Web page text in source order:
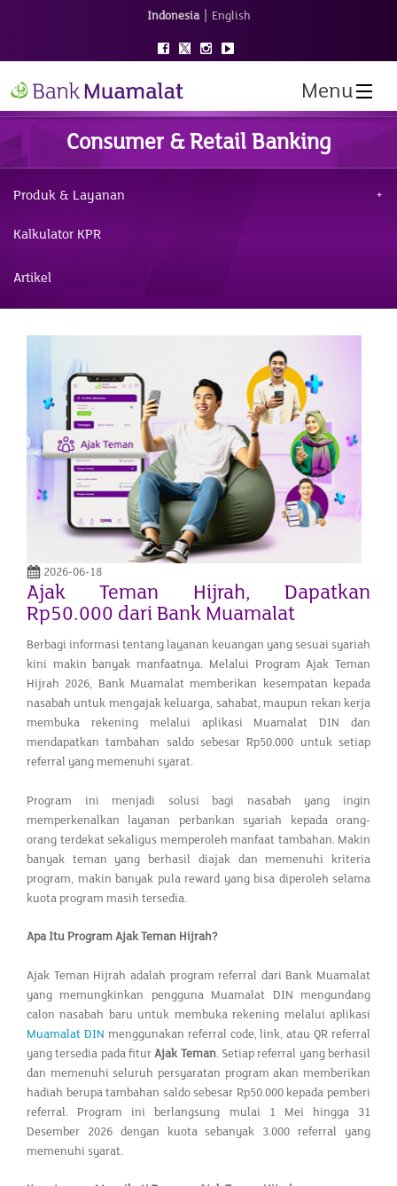
Indonesia | English
Menu
Consumer & Retail Banking
Produk & Layanan
Kalkulator KPR
Artikel
2026-06-18
Ajak Teman Hijrah, Dapatkan
Rp50.000 dari Bank Muamalat
Berbagi informasi tentang layanan keuangan yang sesuai syariah
kini makin banyak manfaatnya. Melalui Program Ajak Teman
Hijrah 2026, Bank Muamalat memberikan kesempatan kepada
nasabah untuk mengajak keluarga, sahabat, maupun rekan kerja
membuka rekening melalui aplikasi Muamalat DIN dan
mendapatkan tambahan saldo sebesar Rp50.000 untuk setiap
referral yang memenuhi syarat.
Program ini menjadi solusi bagi nasabah yang ingin
memperkenalkan layanan perbankan syariah kepada orang-
orang terdekat sekaligus memperoleh manfaat tambahan. Makin
banyak teman yang berhasil diajak dan memenuhi kriteria
program, makin banyak pula reward yang bisa diperoleh selama
kuota program masih tersedia.
Apa Itu Program Ajak Teman Hijrah?
Ajak Teman Hijrah adalah program referral dari Bank Muamalat
yang memungkinkan pengguna Muamalat DIN mengundang
calon nasabah baru untuk membuka rekening melalui aplikasi
Muamalat DIN menggunakan referral code, link, atau QR referral
yang tersedia pada fiturAjak Teman. Setiap referral yang berhasil
dan memenuhi seluruh persyaratan program akan memberikan
hadiah berupa tambahan saldo sebesar Rp50.000 kepada pemberi
referral. Program ini berlangsung mulai 1 Mei hingga 31
Desember 2026 dengan kuota sebanyak 3.000 referral yang
memenuhi syarat.